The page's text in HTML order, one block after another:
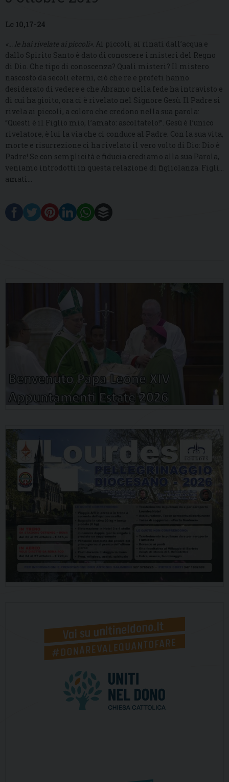
Lc 10,17-24
«… le hai rivelate ai piccoli». Ai piccoli, ai rinati dall’acqua e
dallo Spirito Santo è dato di conoscere i misteri del Regno
di Dio. Che tipo di conoscenza? Quali misteri? Il mistero
nascosto da secoli eterni, ciò che re e profeti hanno
desiderato di vedere e che Abramo nella fede ha intravisto e
di cui ha gioito, ora ci è rivelato nel Signore Gesù. Il Padre si
rivela ai piccoli, a coloro che credono nella sua parola:
“Questi è il Figlio mio, l’amato: ascoltatelo!”. Gesù è l’unico
rivelatore, è lui la via che ci conduce al Padre. Con la sua vita,
morte e risurrezione ci ha rivelato il vero volto di Dio: Dio è
Padre! Se con semplicità e fiducia crediamo alla sua Parola,
veniamo introdotti in questa relazione di figliolanza. Figli…
amati…